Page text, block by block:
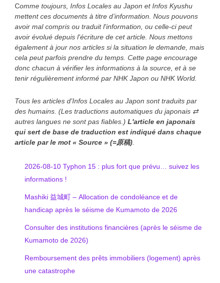
Comme toujours, Infos Locales au Japon et Infos Kyushu
mettent ces documents à titre d’information. Nous pouvons
avoir mal compris ou traduit l'information, ou celle-ci peut
avoir évolué depuis l'écriture de cet article. Nous mettons
également à jour nos articles si la situation le demande, mais
cela peut parfois prendre du temps. Cette page encourage
donc chacun à vérifier les informations à la source, et à se
tenir régulièrement informé par NHK Japon ou NHK World.
Tous les articles d'Infos Locales au Japon sont traduits par
des humains. (Les traductions automatiques du japonais ⇄
autres langues ne sont pas fiables.) L'article en japonais
qui sert de base de traduction est indiqué dans chaque
article par le mot « Source » (=原稿)
2026-08-10 Typhon 15 : plus fort que prévu… suivez les
informations !
Mashiki 益城町 – Allocation de condoléance et de
handicap après le séisme de Kumamoto de 2026
Consulter des institutions financières (après le séisme de
Kumamoto de 2026)
Remboursement des prêts immobiliers (logement) après
une catastrophe